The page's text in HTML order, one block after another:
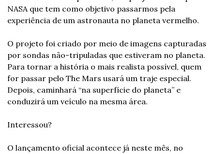
NASA que tem como objetivo passarmos pela
experiência de um astronauta no planeta vermelho.
O projeto foi criado por meio de imagens capturadas
por sondas não-tripuladas que estiveram no planeta.
Para tornar a história o mais realista possível, quem
for passar pelo The Mars usará um traje especial.
Depois, caminhará “na superfície do planeta” e
conduzirá um veículo na mesma área.
Interessou?
O lançamento oficial acontece já neste mês, no